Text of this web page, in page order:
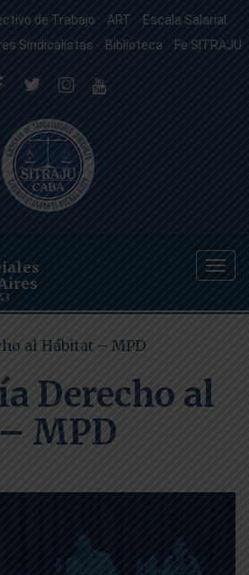
de Trabajo ART
Escala Salarial
Sindicalistas Biblioteca Fe SITRAJU
al Hábitat – MPD
Derecho al
MPD